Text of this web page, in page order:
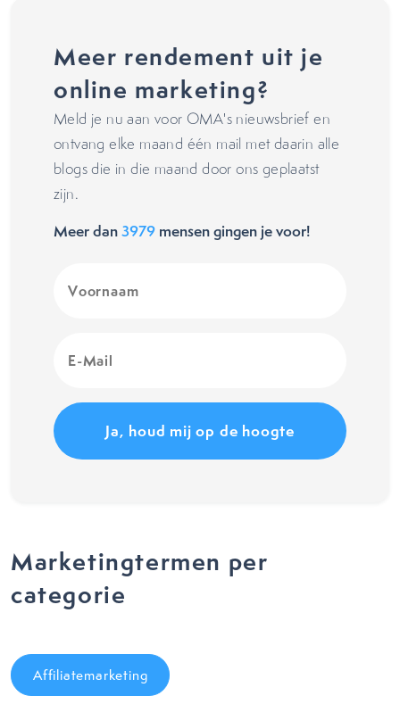
Meer rendement uit je
online marketing?
Meld je nu aan voor OMA's nieuwsbrief en
ontvang elke maand één mail met daarin alle
blogs die in die maand door ons geplaatst
zijn.
Meer dan3979 mensen gingen je voor!
(Vereist)
Mail
Marketingtermen per
categorie
Affiliatemarketing